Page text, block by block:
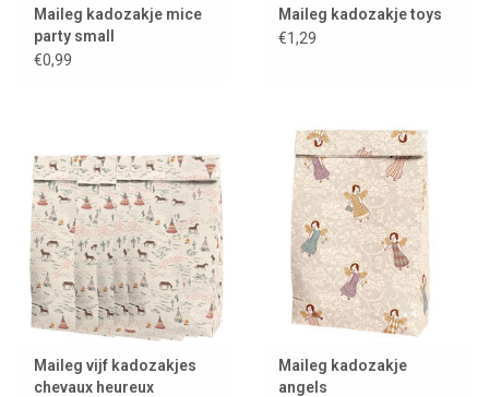
Maileg kadozakje mice
party small
€0,99
Maileg kadozakje toys
€1,29
Maileg vijf kadozakjes
chevaux heureux
Maileg kadozakje
angels